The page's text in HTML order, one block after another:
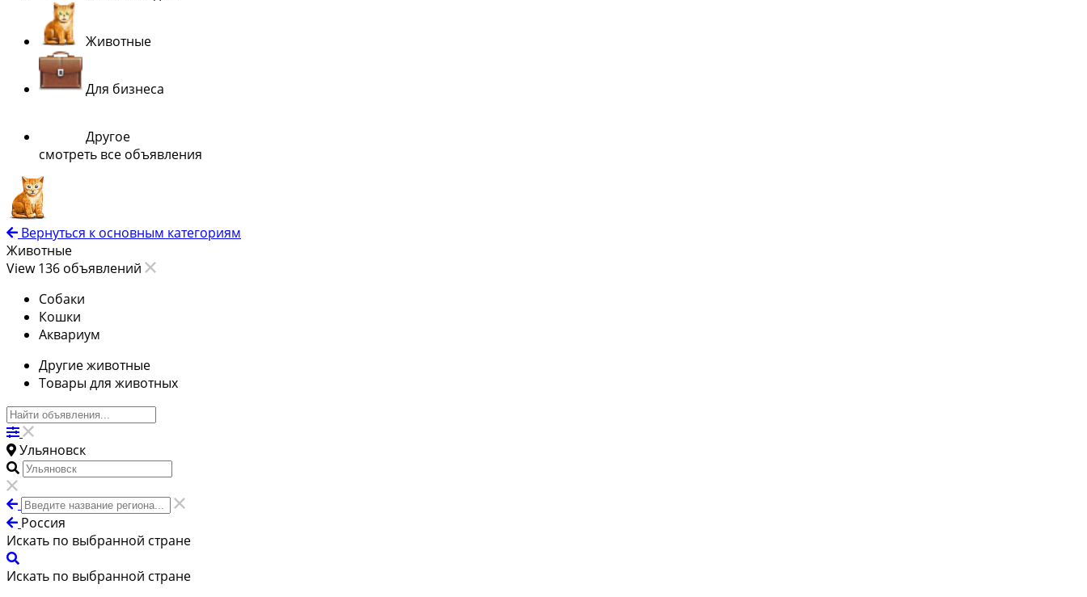
Животные
Для бизнеса
Другое
смотреть все объявления
Вернуться к основным категориям
Животные
View 136 объявлений
Собаки
Кошки
Аквариум
Другие животные
Товары для животных
Ульяновск
Россия
Искать по выбранной стране
Искать по выбранной стране